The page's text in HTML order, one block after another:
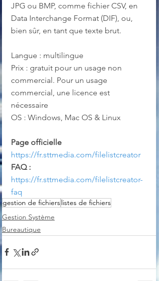
JPG ou BMP, comme fichier CSV, en
Data Interchange Format (DIF), ou,
bien sûr, en tant que texte brut.
Langue : multilingue
Prix : gratuit pour un usage non
commercial. Pour un usage
commercial, une licence est
nécessaire
OS : Windows, Mac OS & Linux
Page officielle
https://fr.sttmedia.com/filelistcreator
FAQ :
https://fr.sttmedia.com/filelistcreator-
faq
gestion de fichierslistes de fichiers
Gestion Système
Bureautique